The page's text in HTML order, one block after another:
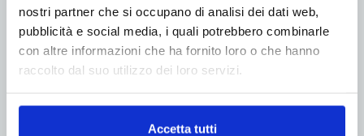
nostri partner che si occupano di analisi dei dati web,
pubblicità e social media, i quali potrebbero combinarle
con altre informazioni che ha fornito loro o che hanno
raccolto dal suo utilizzo dei loro servizi.
Accetta tutti